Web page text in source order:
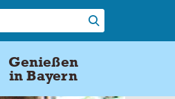
Genießen
in Bayern